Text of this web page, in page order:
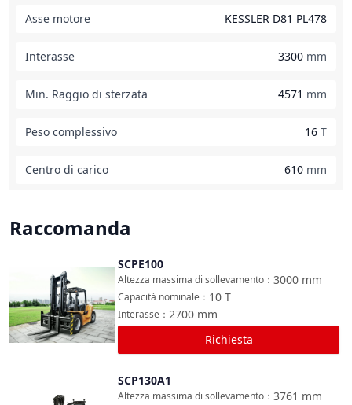
Asse motore KESSLER D81 PL478
Interasse 3300 mm
Min. Raggio di sterzata 4571 mm
Peso complessivo 16 T
Centro di carico 610 mm
Raccomanda
Confronta
SCPE100
3000 mm
Altezza massima di sollevamento ：
10 T
Capacità nominale ：
2700 mm
Interasse ：
Richiesta
SCP130A1
3761 mm
Altezza massima di sollevamento ：